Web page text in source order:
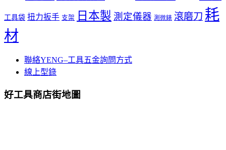
工具袋 扭力扳手 支架 日本製 測定儀器 測微錶 滾磨刀 耗
材
聯絡YENG–工具五金詢問方式
線上型錄
好工具商店街地圖